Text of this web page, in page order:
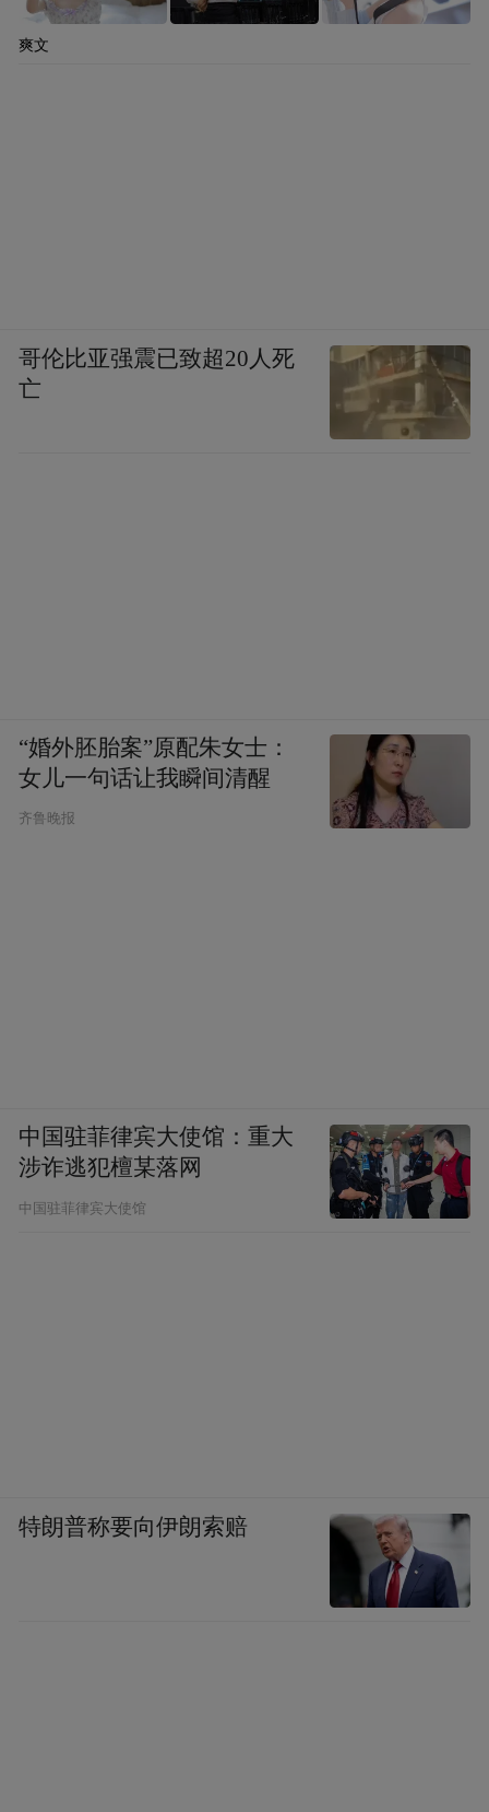
爽文
哥伦比亚强震已致超20人死
亡
“婚外胚胎案”原配朱女士：
女儿一句话让我瞬间清醒
齐鲁晚报
中国驻菲律宾大使馆：重大
涉诈逃犯檀某落网
中国驻菲律宾大使馆
特朗普称要向伊朗索赔